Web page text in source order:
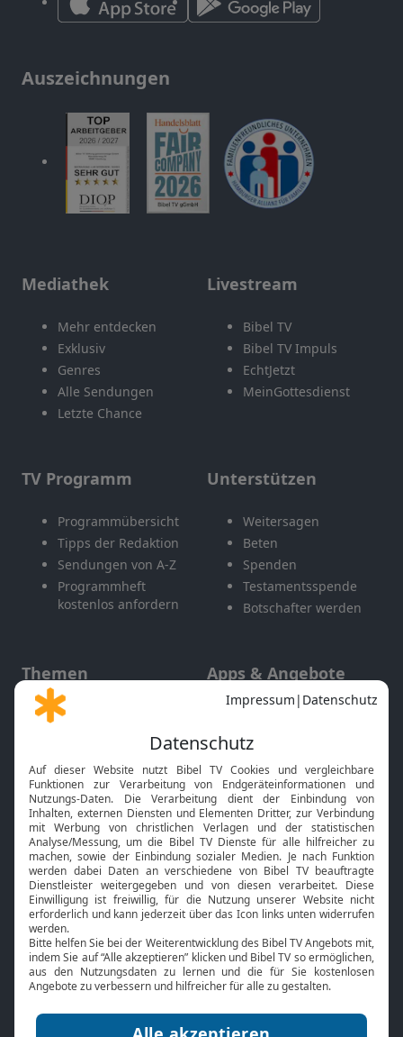
Auszeichnungen
Mediathek
Mehr entdecken
Exklusiv
Genres
Alle Sendungen
Letzte Chance
Livestream
Bibel TV
Bibel TV Impuls
EchtJetzt
MeinGottesdienst
TV Programm
Programmübersicht
Tipps der Redaktion
Sendungen von A-Z
Programmheft
kostenlos anfordern
Unterstützen
Weitersagen
Beten
Spenden
Testamentsspende
Botschafter werden
Themen
Gott und Bibel erklärt
Neuigkeiten
Apps & Angebote
Mobile App
Smart TV
HbbTV
Bibelthek Online-Bibel
Nächster Gottesdienst
Bibel TV
Über uns
Jobs
Mediadaten
Service
Kontakt
TV-Empfang